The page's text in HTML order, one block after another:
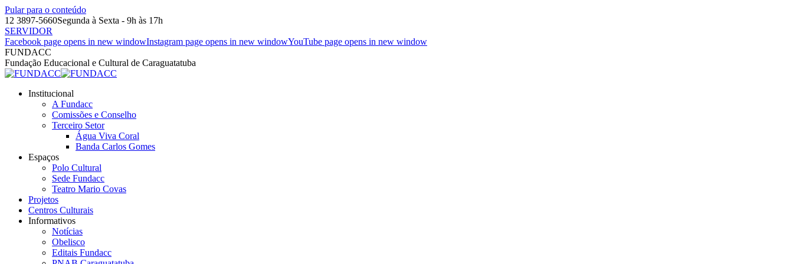
Pular para o conteúdo
12 3897-5660Segunda à Sexta - 9h às 17h
SERVIDOR
Facebook page opens in new windowInstagram page opens in new windowYouTube page opens in new window
FUNDACC
Fundação Educacional e Cultural de Caraguatatuba
Institucional
A Fundacc
Comissões e Conselho
Terceiro Setor
Água Viva Coral
Banda Carlos Gomes
Espaços
Polo Cultural
Sede Fundacc
Teatro Mario Covas
Projetos
Centros Culturais
Informativos
Notícias
Obelisco
Editais Fundacc